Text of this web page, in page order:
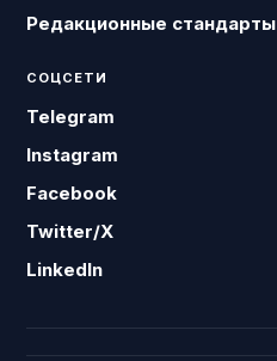
Редакционные стандарты
СОЦСЕТИ
Telegram
Instagram
Facebook
Twitter/X
LinkedIn